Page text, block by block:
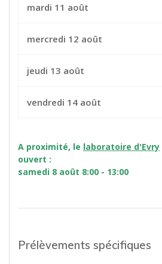
mardi 11 août
mercredi 12 août
jeudi 13 août
vendredi 14 août
A proximité, le laboratoire d'Evry
ouvert :
samedi 8 août 8:00 - 13:00
Prélèvements spécifiques